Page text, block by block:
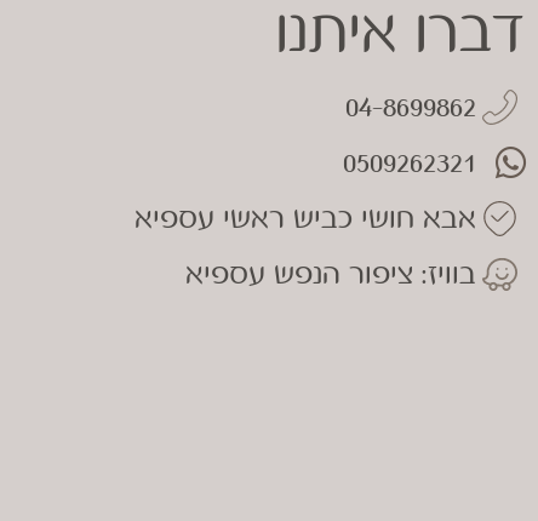
דברו איתנו
04-8699862
0509262321
אבא חושי כביש ראשי עספיא
בוויז: ציפור הנפש עספיא